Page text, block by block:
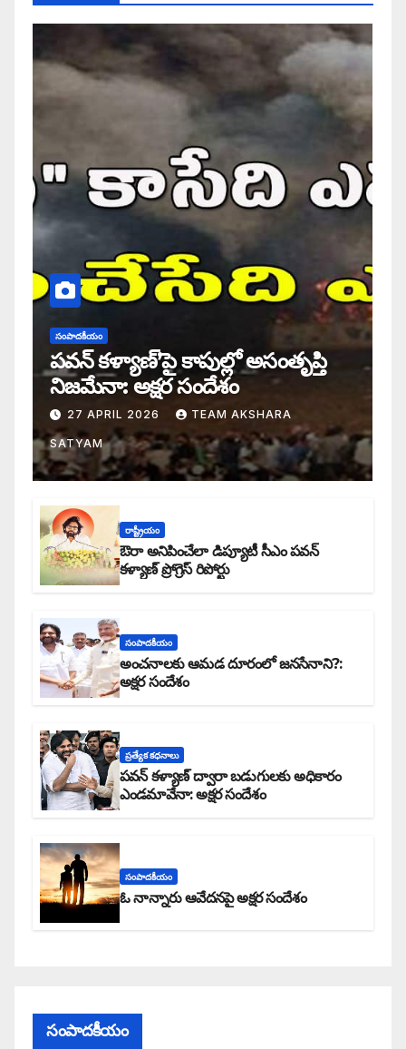
సంపాదకీయం
పవన్ కళ్యాణ్’పై కాపుల్లో అసంతృప్తి
నిజమేనా: అక్షర సందేశం
27 APRIL 2026 TEAM AKSHARA
SATYAM
రాష్ట్రీయం
ఔరా అనిపించేలా డిప్యూటీ సీఎం పవన్
కళ్యాణ్ ప్రోగ్రెస్ రిపోర్టు
సంపాదకీయం
అంచనాలకు ఆమడ దూరంలో జనసేనాని?:
అక్షర సందేశం
ప్రత్యేక కధనాలు
పవన్ కళ్యాణ్ ద్వారా బడుగులకు అధికారం
ఎండమావేనా: అక్షర సందేశం
సంపాదకీయం
ఓ నాన్నారు ఆవేదనపై అక్షర సందేశం
సంపాదకీయం